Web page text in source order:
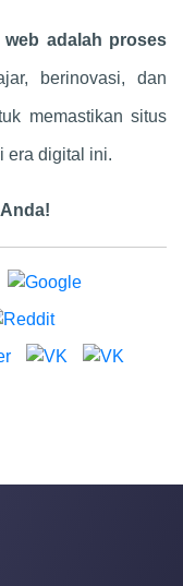
web adalah proses
berinovasi, dan
memastikan situs
era digital ini.